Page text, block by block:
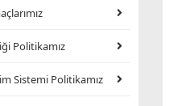
Politikamız
Sistemi Politikamız